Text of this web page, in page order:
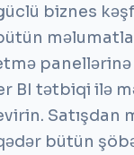
biznes
BI tətbiqi ilə
Satışdan
bütün